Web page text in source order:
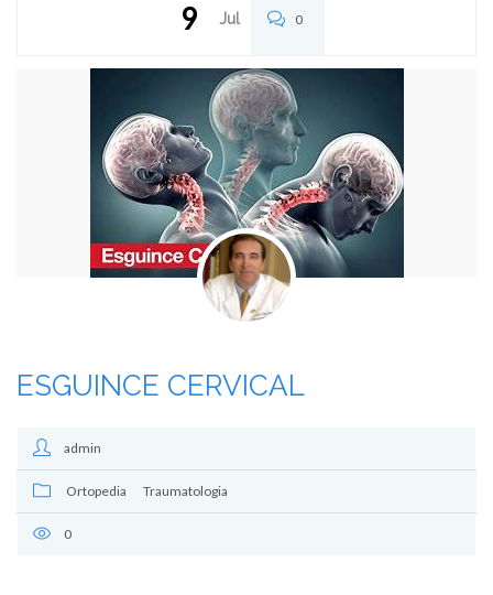
9 Jul 0
ESGUINCE CERVICAL
admin
Ortopedia Traumatologia
0